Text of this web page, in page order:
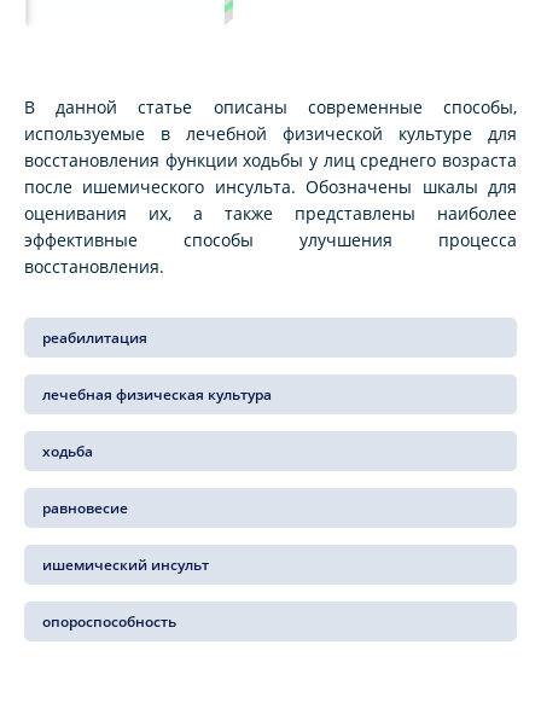
В данной статье описаны современные способы,
используемые в лечебной физической культуре для
восстановления функции ходьбы у лиц среднего возраста
после ишемического инсульта. Обозначены шкалы для
оценивания их, а также представлены наиболее
эффективные способы улучшения процесса
восстановления.
реабилитация
лечебная физическая культура
ходьба
равновесие
ишемический инсульт
опороспособность